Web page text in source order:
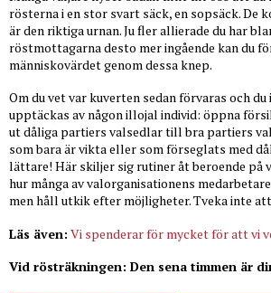
rösterna i en stor svart säck, en sopsäck. De
är den riktiga urnan. Ju fler allierade du har
röstmottagarna desto mer ingående kan du
människovärdet genom dessa knep.
Om du vet var kuverten sedan förvaras och
upptäckas av någon illojal individ: öppna
ut dåliga partiers valsedlar till bra partiers
som bara är vikta eller som förseglats med
lättare! Här skiljer sig rutiner åt beroende på
hur många av valorganisationens
men håll utkik efter möjligheter. Tveka inte
Läs även: Vi spenderar för mycket för att vi
Vid rösträkningen: Den sena timmen är